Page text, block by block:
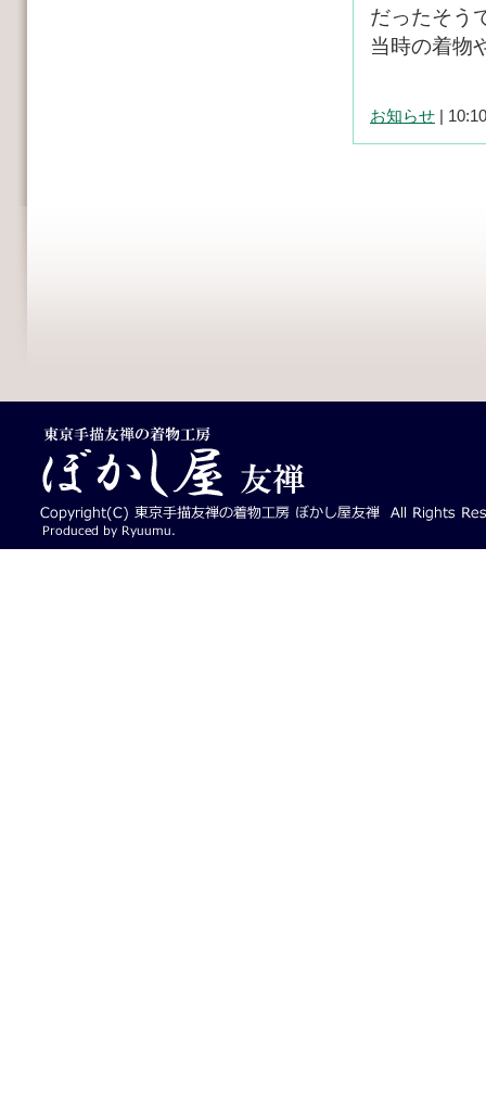
だったそう
当時の着物
お知らせ |